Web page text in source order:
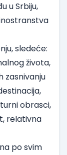
u Srbiju,
sledeće:
života,
zasnivanju
obrasci,
relativna
po svim